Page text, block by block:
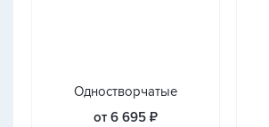
Одностворчатые
от 6 695 ₽